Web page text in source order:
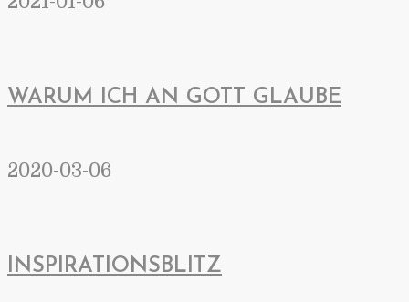
WARUM ICH AN GOTT GLAUBE
2020-03-06
INSPIRATIONSBLITZ